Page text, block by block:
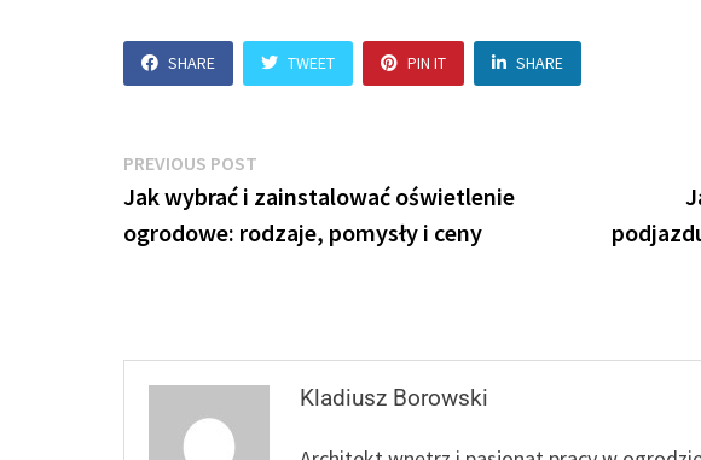
SHARE TWEET PIN IT SHARE
Nawigacja
wpisu
PREVIOUS POST
post:
Jak wybrać i zainstalować oświetlenie
ogrodowe: rodzaje, pomysły i ceny
Kladiusz Borowski